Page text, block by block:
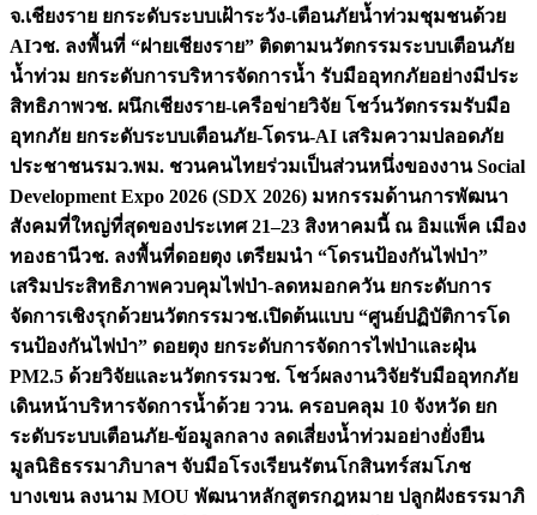
จ.เชียงราย ยกระดับระบบเฝ้าระวัง-เตือนภัยน้ำท่วมชุมชนด้วย
AIวช. ลงพื้นที่ “ฝายเชียงราย” ติดตามนวัตกรรมระบบเตือนภัย
น้ำท่วม ยกระดับการบริหารจัดการน้ำ รับมืออุทกภัยอย่างมีประ
สิทธิภาพวช. ผนึกเชียงราย-เครือข่ายวิจัย โชว์นวัตกรรมรับมือ
อุทกภัย ยกระดับระบบเตือนภัย-โดรน-AI เสริมความปลอดภัย
ประชาชนรมว.พม. ชวนคนไทยร่วมเป็นส่วนหนึ่งของงาน Social
Development Expo 2026 (SDX 2026) มหกรรมด้านการพัฒนา
สังคมที่ใหญ่ที่สุดของประเทศ 21–23 สิงหาคมนี้ ณ อิมแพ็ค เมือง
ทองธานีวช. ลงพื้นที่ดอยตุง เตรียมนำ “โดรนป้องกันไฟป่า”
เสริมประสิทธิภาพควบคุมไฟป่า-ลดหมอกควัน ยกระดับการ
จัดการเชิงรุกด้วยนวัตกรรมวช.เปิดต้นแบบ “ศูนย์ปฏิบัติการโด
รนป้องกันไฟป่า” ดอยตุง ยกระดับการจัดการไฟป่าและฝุ่น
PM2.5 ด้วยวิจัยและนวัตกรรมวช. โชว์ผลงานวิจัยรับมืออุทกภัย
เดินหน้าบริหารจัดการน้ำด้วย ววน. ครอบคลุม 10 จังหวัด ยก
ระดับระบบเตือนภัย-ข้อมูลกลาง ลดเสี่ยงน้ำท่วมอย่างยั่งยืน
มูลนิธิธรรมาภิบาลฯ จับมือโรงเรียนรัตนโกสินทร์สมโภช
บางเขน ลงนาม MOU พัฒนาหลักสูตรกฎหมาย ปลูกฝังธรรมาภิ